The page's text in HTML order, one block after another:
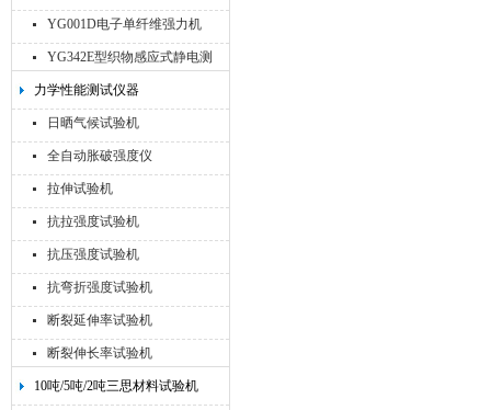
试验机
YG001D电子单纤维强力机
YG342E型织物感应式静电测
试仪
力学性能测试仪器
日晒气候试验机
全自动胀破强度仪
拉伸试验机
抗拉强度试验机
抗压强度试验机
抗弯折强度试验机
断裂延伸率试验机
断裂伸长率试验机
10吨/5吨/2吨三思材料试验机